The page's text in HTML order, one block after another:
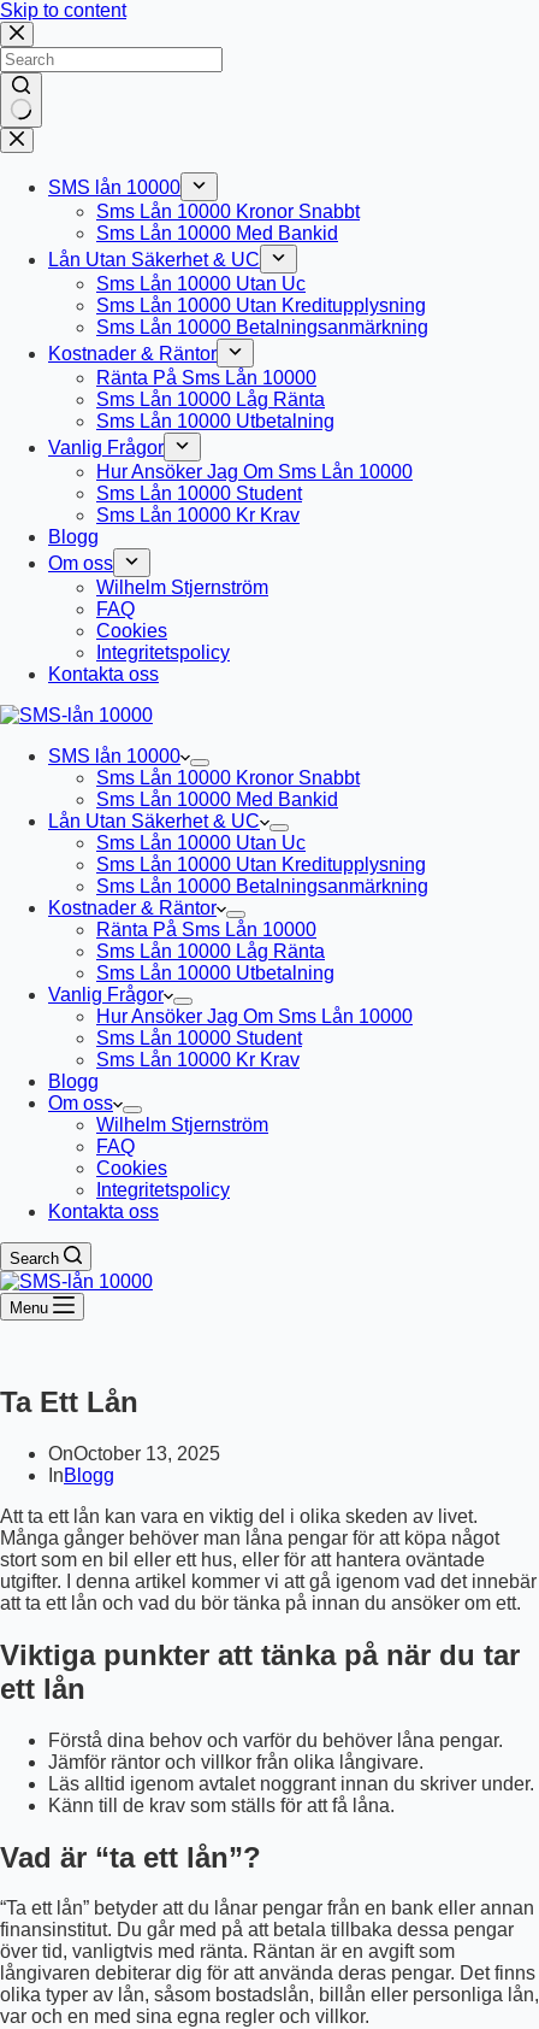
Skip to content
No
results
SMS lån 10000
Sms Lån 10000 Kronor Snabbt
Sms Lån 10000 Med Bankid
Lån Utan Säkerhet & UC
Sms Lån 10000 Utan Uc
Sms Lån 10000 Utan Kreditupplysning
Sms Lån 10000 Betalningsanmärkning
Kostnader & Räntor
Ränta På Sms Lån 10000
Sms Lån 10000 Låg Ränta
Sms Lån 10000 Utbetalning
Vanlig Frågor
Hur Ansöker Jag Om Sms Lån 10000
Sms Lån 10000 Student
Sms Lån 10000 Kr Krav
Blogg
Om oss
Wilhelm Stjernström
FAQ
Cookies
Integritetspolicy
Kontakta oss
SMS lån 10000
Sms Lån 10000 Kronor Snabbt
Sms Lån 10000 Med Bankid
Lån Utan Säkerhet & UC
Sms Lån 10000 Utan Uc
Sms Lån 10000 Utan Kreditupplysning
Sms Lån 10000 Betalningsanmärkning
Kostnader & Räntor
Ränta På Sms Lån 10000
Sms Lån 10000 Låg Ränta
Sms Lån 10000 Utbetalning
Vanlig Frågor
Hur Ansöker Jag Om Sms Lån 10000
Sms Lån 10000 Student
Sms Lån 10000 Kr Krav
Blogg
Om oss
Wilhelm Stjernström
FAQ
Cookies
Integritetspolicy
Kontakta oss
Search
Menu
Ta Ett Lån
OnOctober 13, 2025
InBlogg
Att ta ett lån kan vara en viktig del i olika skeden av livet.
Många gånger behöver man låna pengar för att köpa något
stort som en bil eller ett hus, eller för att hantera oväntade
utgifter. I denna artikel kommer vi att gå igenom vad det innebär
att ta ett lån och vad du bör tänka på innan du ansöker om ett.
Viktiga punkter att tänka på när du tar
ett lån
Förstå dina behov och varför du behöver låna pengar.
Jämför räntor och villkor från olika långivare.
Läs alltid igenom avtalet noggrant innan du skriver under.
Känn till de krav som ställs för att få låna.
Vad är “ta ett lån”?
“Ta ett lån” betyder att du lånar pengar från en bank eller annan
finansinstitut. Du går med på att betala tillbaka dessa pengar
över tid, vanligtvis med ränta. Räntan är en avgift som
långivaren debiterar dig för att använda deras pengar. Det finns
olika typer av lån, såsom bostadslån, billån eller personliga lån,
var och en med sina egna regler och villkor.